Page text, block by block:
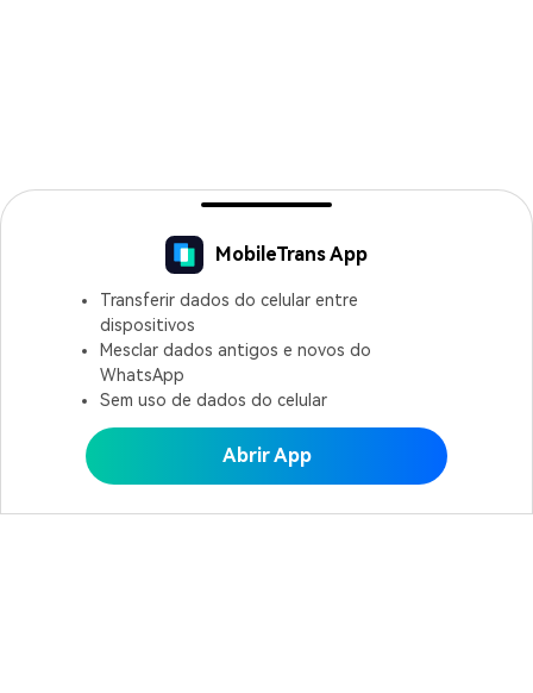
Abrir MobileTrans APP
MobileTrans App
Transferir dados do celular entre
dispositivos
Mesclar dados antigos e novos do
WhatsApp
Sem uso de dados do celular
Abrir App